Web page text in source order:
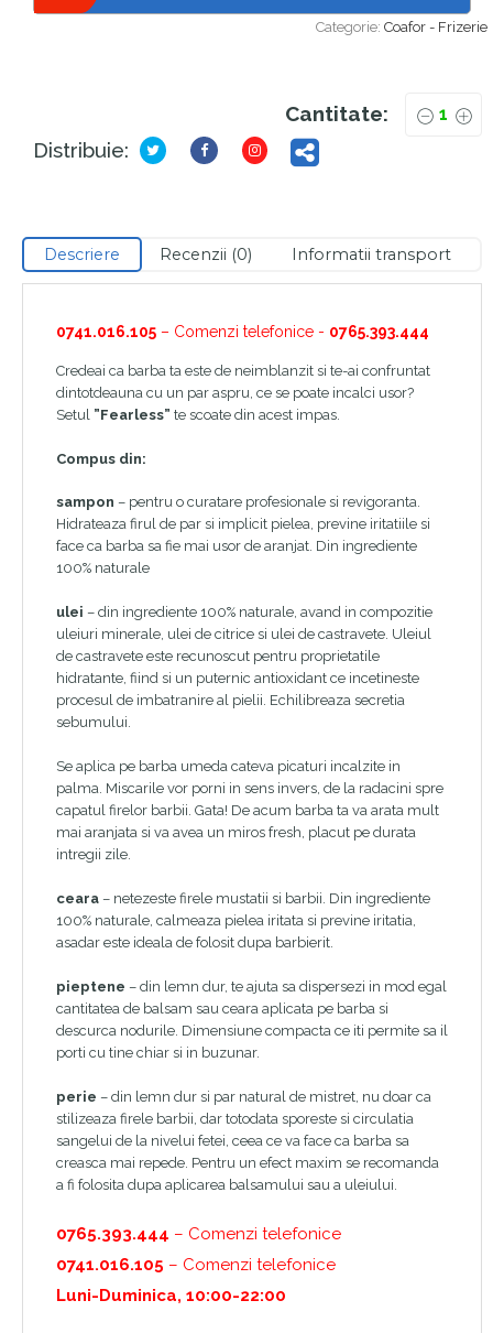
Categorie: Coafor - Frizerie
Cantitate:
Distribuie:
Descriere Recenzii (0) Informatii transport
0741.016.105 – Comenzi telefonice - 0765.393.444
Credeai ca barba ta este de neimblanzit si te-ai confruntat
dintotdeauna cu un par aspru, ce se poate incalci usor?
Setul ”Fearless” te scoate din acest impas.
Compus din:
sampon – pentru o curatare profesionale si revigoranta.
Hidrateaza firul de par si implicit pielea, previne iritatiile si
face ca barba sa fie mai usor de aranjat. Din ingrediente
100% naturale
ulei – din ingrediente 100% naturale, avand in compozitie
uleiuri minerale, ulei de citrice si ulei de castravete. Uleiul
de castravete este recunoscut pentru proprietatile
hidratante, fiind si un puternic antioxidant ce incetineste
procesul de imbatranire al pielii. Echilibreaza secretia
sebumului.
Se aplica pe barba umeda cateva picaturi incalzite in
palma. Miscarile vor porni in sens invers, de la radacini spre
capatul firelor barbii. Gata! De acum barba ta va arata mult
mai aranjata si va avea un miros fresh, placut pe durata
intregii zile.
ceara – netezeste firele mustatii si barbii. Din ingrediente
100% naturale, calmeaza pielea iritata si previne iritatia,
asadar este ideala de folosit dupa barbierit.
pieptene – din lemn dur, te ajuta sa dispersezi in mod egal
cantitatea de balsam sau ceara aplicata pe barba si
descurca nodurile. Dimensiune compacta ce iti permite sa il
porti cu tine chiar si in buzunar.
perie – din lemn dur si par natural de mistret, nu doar ca
stilizeaza firele barbii, dar totodata sporeste si circulatia
sangelui de la nivelui fetei, ceea ce va face ca barba sa
creasca mai repede. Pentru un efect maxim se recomanda
a fi folosita dupa aplicarea balsamului sau a uleiului.
0765.393.444 – Comenzi telefonice
0741.016.105 – Comenzi telefonice
Luni-Duminica, 10:00-22:00